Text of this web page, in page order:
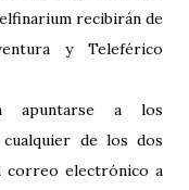
recibirán de
y Teleférico
apuntarse a los
cualquier de los dos
correo electrónico a